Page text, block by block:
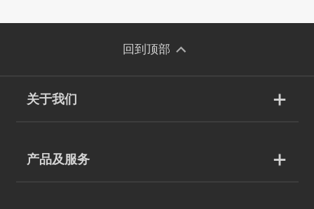
回到顶部
关于我们
产品及服务